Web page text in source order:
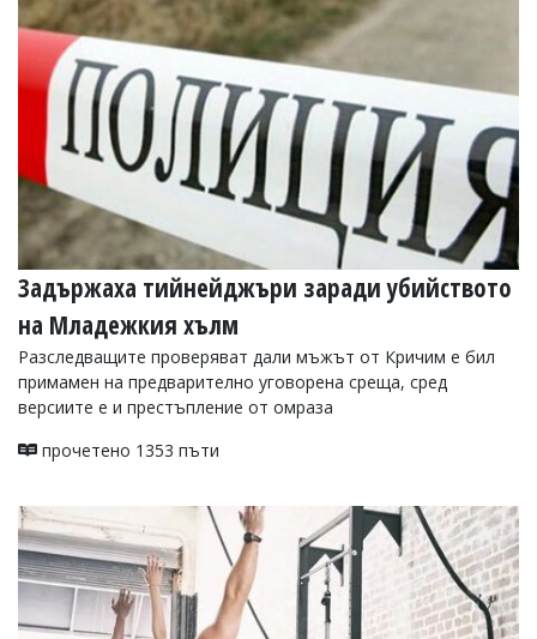
УКРАЙНА
СПОРТ
РАЗСЛЕДВАНЕ
Управители:
Веселин
Василев,
email:
v.vasilev@flagman.bg
Катя
Касабова,
еmail:k.kassabova@flagman.bg
Главен
Иван
office@flagman.bg
Коментарите
под
статиите
се
Задържаха тийнейджъри заради убийството
на Младежкия хълм
Разследващите проверяват дали мъжът от Кричим е бил
примамен на предварително уговорена среща, сред
версиите е и престъпление от омраза
прочетено 1353 пъти